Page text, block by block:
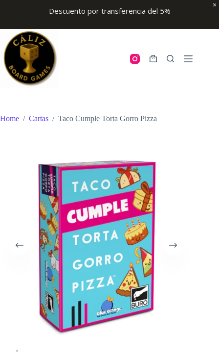
Descuento por transferencia del 5%
content
Shopping
Home / Cartas / Taco Cumple Torta Gorro Pizza